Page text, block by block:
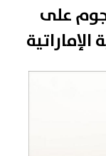
على